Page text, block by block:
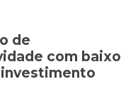
de
com baixo